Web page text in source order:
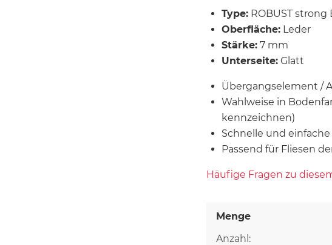
Type: ROBUST strong
Oberfläche: Leder
Stärke: 7 mm
Unterseite: Glatt
Übergangselement /
Wahlweise in
kennzeichnen)
Schnelle und
Passend für Fliesen
Häufige Fragen zu
Menge
Anzahl: